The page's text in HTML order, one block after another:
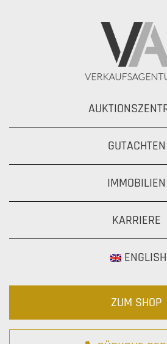
GUTACHTEN
IMMOBILIEN
KARRIERE
ENGLISH
ZUM SHOP